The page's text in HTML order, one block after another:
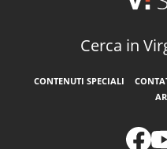
Cerca in
CONTENUTI SPECIALI